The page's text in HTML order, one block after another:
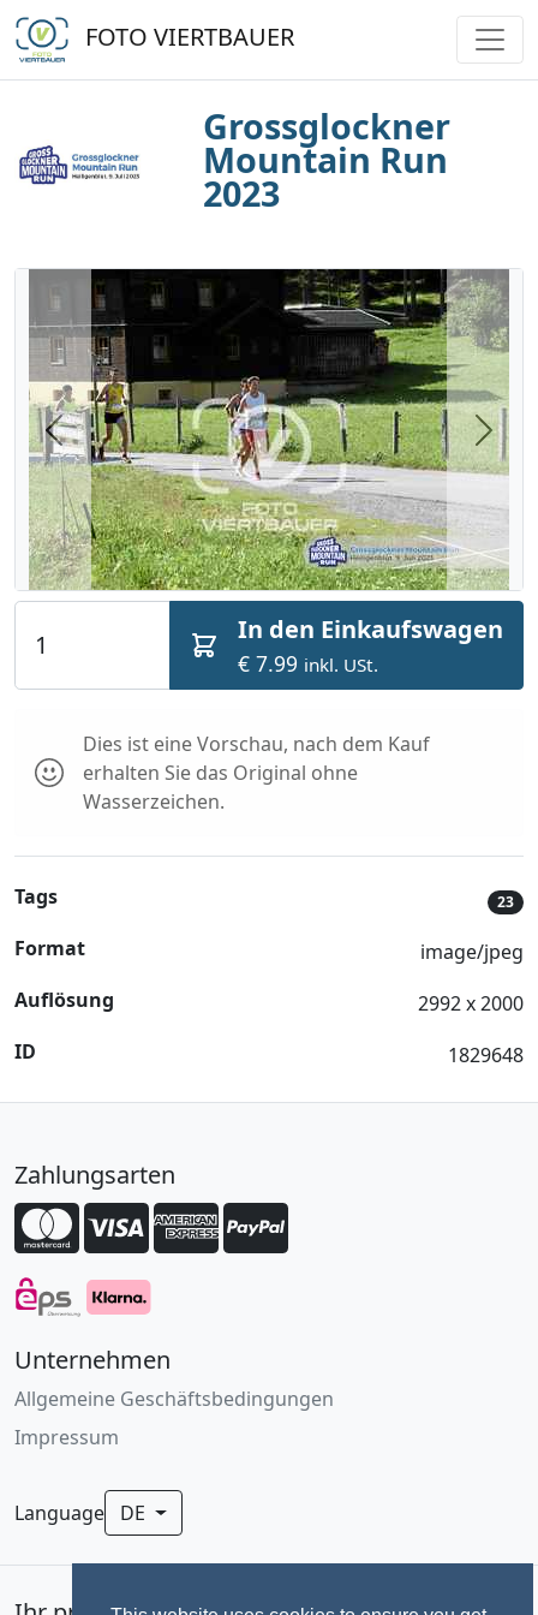
FOTO VIERTBAUER
Grossglockner
Mountain Run
2023
Previous Next
In den Einkaufswagen
€ 7.99 inkl. USt.
Dies ist eine Vorschau, nach dem Kauf
erhalten Sie das Original ohne
Wasserzeichen.
Tags 23
Format
image/jpeg
Auflösung
2992 x 2000
ID
1829648
Zahlungsarten
Unternehmen
Allgemeine Geschäftsbedingungen
Impressum
Language DE